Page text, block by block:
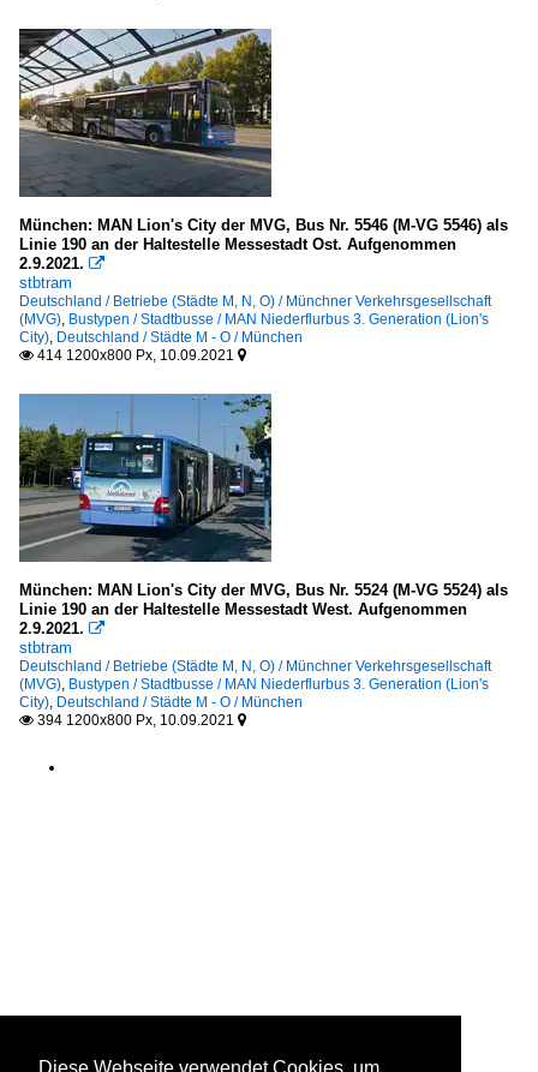
München: MAN Lion's City der MVG, Bus Nr. 5546 (M-VG 5546) als
Linie 190 an der Haltestelle Messestadt Ost. Aufgenommen
2.9.2021. 
stbtram
Deutschland / Betriebe (Städte M, N, O) / Münchner Verkehrsgesellschaft
(MVG), Bustypen / Stadtbusse / MAN Niederflurbus 3. Generation (Lion's
City), Deutschland / Städte M - O / München
 414 1200x800 Px, 10.09.2021 
München: MAN Lion's City der MVG, Bus Nr. 5524 (M-VG 5524) als
Linie 190 an der Haltestelle Messestadt West. Aufgenommen
2.9.2021. 
stbtram
Deutschland / Betriebe (Städte M, N, O) / Münchner Verkehrsgesellschaft
(MVG), Bustypen / Stadtbusse / MAN Niederflurbus 3. Generation (Lion's
City), Deutschland / Städte M - O / München
 394 1200x800 Px, 10.09.2021 